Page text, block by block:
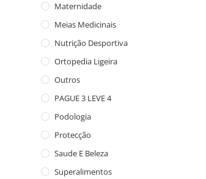
Maternidade
Meias Medicinais
Nutrição Desportiva
Ortopedia Ligeira
Outros
PAGUE 3 LEVE 4
Podologia
Protecção
Saude E Beleza
Superalimentos